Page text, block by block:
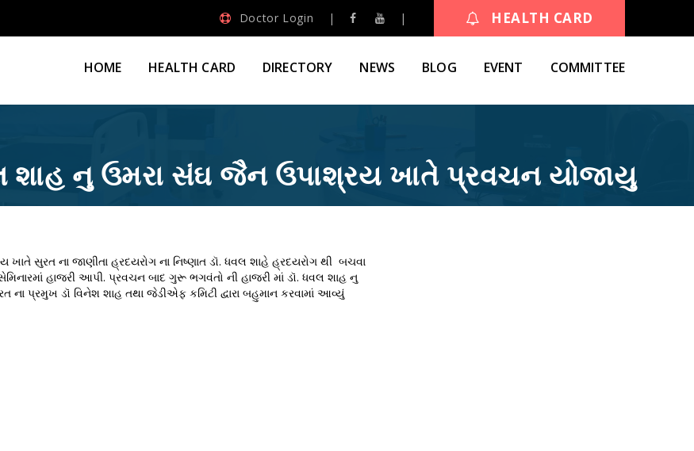
Doctor Login HEALTH CARD
HOME HEALTH CARD DIRECTORY NEWS BLOG EVENT COMMITTEE
શાહ નુ ઉમરા સંઘ જૈન ઉપાશ્રય ખાતે પ્રવચન યોજાયુ
સુરત ના જાણીતા હ્રદયરોગ ના નિષ્ણાત ડૉ. ધવલ શાહે હ્રદયરોગ થી બચવા
હાજરી આપી. પ્રવચન બાદ ગુરૂ ભગવંતો ની હાજરી માં ડૉ. ધવલ શાહ નુ
પ્રમુખ ડૉ વિનેશ શાહ તથા જેડીએફ કમિટી દ્વારા બહુમાન કરવામાં આવ્યું